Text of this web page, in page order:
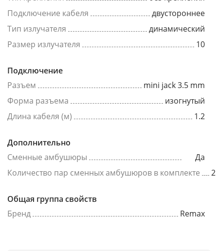
Подключение кабеля
двустороннее
Тип излучателя
динамический
Размер излучателя
10
Подключение
Разъем
mini jack 3.5 mm
Форма разъема
изогнутый
Длина кабеля (м)
1.2
Дополнительно
Сменные амбушюры
Да
Количество пар сменных амбушюров в комплекте
2
Общая группа свойств
Бренд
Remax